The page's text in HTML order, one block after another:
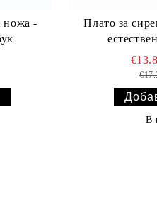
ножа -
Плато за
В